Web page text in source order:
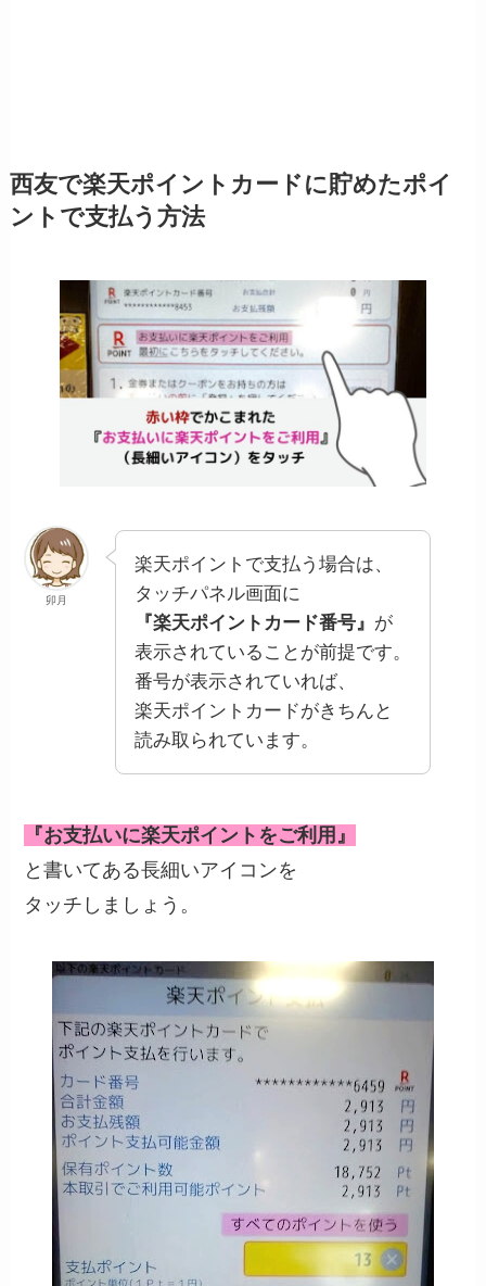
西友で楽天ポイントカードに貯めたポイ
ントで支払う方法
卯月
楽天ポイントで支払う場合は、
タッチパネル画面に
『楽天ポイントカード番号』 が
表示されていることが前提です。
番号が表示されていれば、
楽天ポイントカードがきちんと
読み取られています。
『お支払いに楽天ポイントをご利用』
と書いてある長細いアイコンを
タッチしましょう。